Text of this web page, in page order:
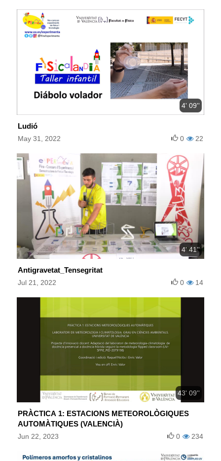
4' 09''
Ludió
May 31, 2022 22
0
4' 41''
Antigravetat_Tensegritat
Jul 21, 2022 14
0
43' 09''
PRÀCTICA 1: ESTACIONS METEOROLÒGIQUES
AUTOMÀTIQUES (VALENCIÀ)
Jun 22, 2023 234
0